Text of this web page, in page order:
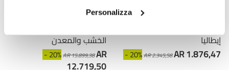
Personalizzaطاولة كونسول مستطيلة
الخشب والمعدن
- 20%AR 15.899,38AR
12.719,50
مكتبة حائط حمراء كارول،
إيطاليا
- 20%AR 2.345,58AR 1.876,47